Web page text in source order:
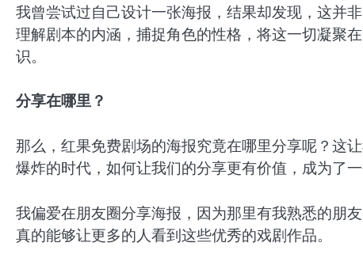
我曾尝试过自己设计一张海报，结果却发现，这并
理解剧本的内涵，捕捉角色的性格，将这一切凝聚
识。
分享在哪里？
那么，红果免费剧场的海报究竟在哪里分享呢？这
爆炸的时代，如何让我们的分享更有价值，成为了一
我偏爱在朋友圈分享海报，因为那里有我熟悉的朋
真的能够让更多的人看到这些优秀的戏剧作品。